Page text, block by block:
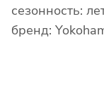
сезонность:
бренд: